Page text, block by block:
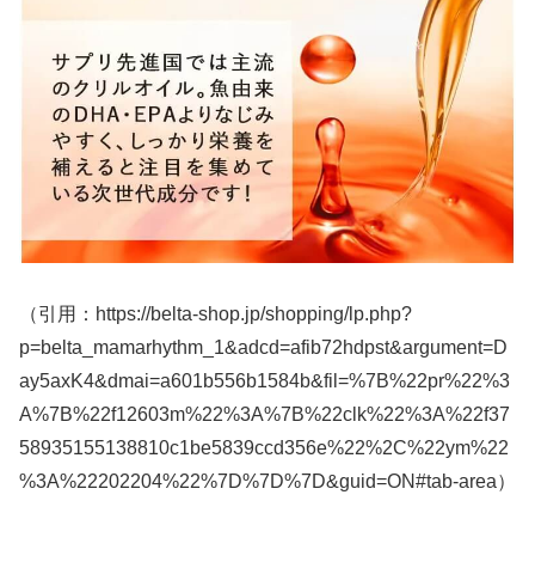
（引用：https://belta-shop.jp/shopping/lp.php?
p=belta_mamarhythm_1&adcd=afib72hdpst&argument=D
ay5axK4&dmai=a601b556b1584b&fil=%7B%22pr%22%3
A%7B%22f12603m%22%3A%7B%22clk%22%3A%22f37
58935155138810c1be5839ccd356e%22%2C%22ym%22
%3A%22202204%22%7D%7D%7D&guid=ON#tab-area）